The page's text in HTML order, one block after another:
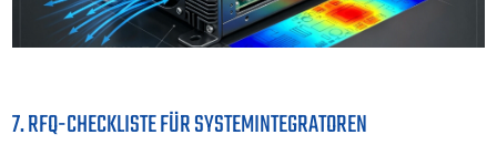
7. RFQ-CHECKLISTE FÜR SYSTEMINTEGRATOREN